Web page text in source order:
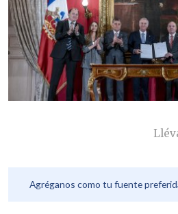
Agréganos como tu fuente